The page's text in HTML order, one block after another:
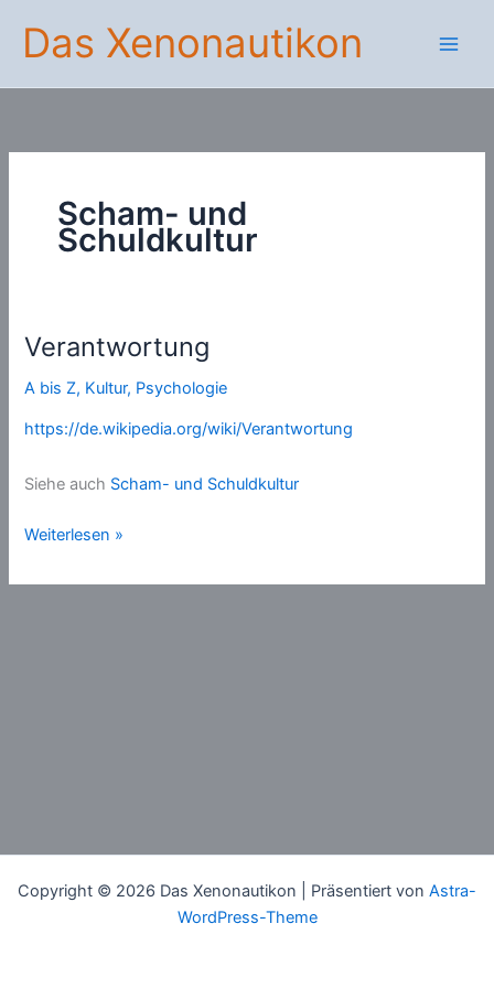
Inhalt
springen
Das Xenonautikon
Scham- und
Schuldkultur
Verantwortung
A bis Z, Kultur, Psychologie
https://de.wikipedia.org/wiki/Verantwortung
Siehe auch Scham- und Schuldkultur
Verantwortung
Weiterlesen »
Copyright © 2026 Das Xenonautikon | Präsentiert von Astra-
WordPress-Theme